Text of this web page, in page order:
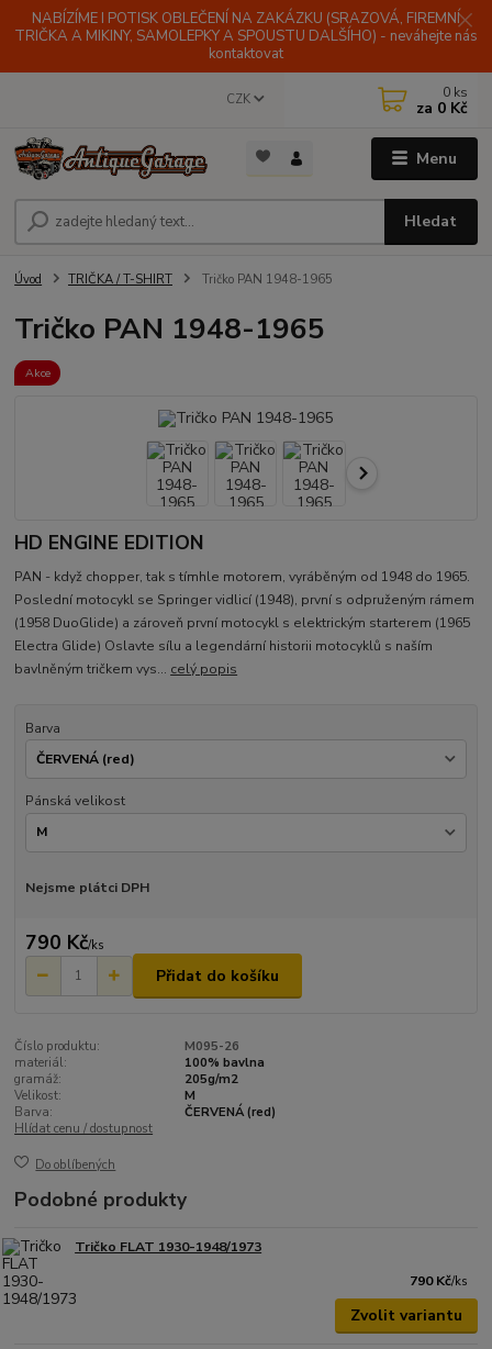
NABÍZÍME I POTISK OBLEČENÍ NA ZAKÁZKU (SRAZOVÁ, FIREMNÍ
TRIČKA A MIKINY, SAMOLEPKY A SPOUSTU DALŠÍHO) - neváhejte nás
kontaktovat
Menu
CZK
Hledat
0 ks
za 0 Kč
Úvod TRIČKA / T-SHIRT Tričko PAN 1948-1965
Tričko PAN 1948-1965
Akce
HD ENGINE EDITION
PAN - když chopper, tak s tímhle motorem, vyráběným od 1948 do 1965.
Poslední motocykl se Springer vidlicí (1948), první s odpruženým rámem
(1958 DuoGlide) a zároveň první motocykl s elektrickým starterem (1965
Electra Glide) Oslavte sílu a legendární historii motocyklů s naším
bavlněným tričkem vys... celý popis
Barva
Pánská velikost
Nejsme plátci DPH
790 Kč/ks
Přidat do košíku
Číslo produktu:
M095-26
materiál:
100% bavlna
gramáž:
205g/m2
Velikost:
M
Barva:
ČERVENÁ (red)
Hlídat cenu / dostupnost
Do oblíbených
Podobné produkty
Tričko FLAT 1930-1948/1973
790 Kč/ks
Zvolit variantu